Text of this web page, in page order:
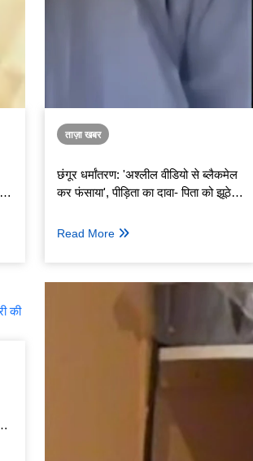
ताज़ा खबर
छंगूर धर्मांतरण: 'अश्लील वीडियो से ब्लैकमेल
कर फंसाया', पीड़िता का दावा- पिता को झूठे
Read More